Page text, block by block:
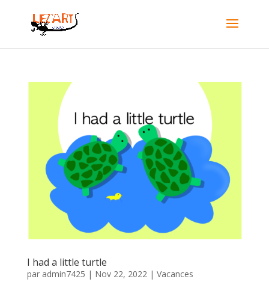
I had a little turtle
par admin7425 | Nov 22, 2022| Vacances